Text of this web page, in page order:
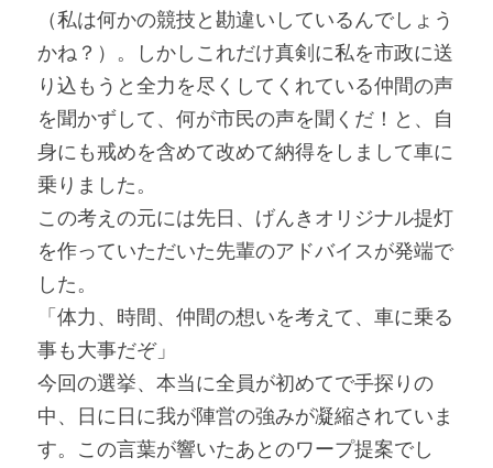
（私は何かの競技と勘違いしているんでしょう
かね？）。しかしこれだけ真剣に私を市政に送
り込もうと全力を尽くしてくれている仲間の声
を聞かずして、何が市民の声を聞くだ！と、自
身にも戒めを含めて改めて納得をしまして車に
乗りました。
この考えの元には先日、げんきオリジナル提灯
を作っていただいた先輩のアドバイスが発端で
した。
「体力、時間、仲間の想いを考えて、車に乗る
事も大事だぞ」
今回の選挙、本当に全員が初めてで手探りの
中、日に日に我が陣営の強みが凝縮されていま
す。この言葉が響いたあとのワープ提案でし